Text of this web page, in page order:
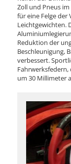
Zoll und Pneus
für eine Felge der
Leichtgewichten.
Reduktion der
Beschleunigung,
verbessert.
um 30 Millimeter